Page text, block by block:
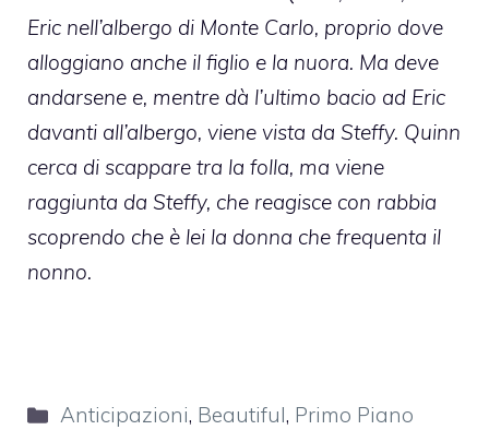
Eric nell’albergo di Monte Carlo, proprio dove
alloggiano anche il figlio e la nuora. Ma deve
andarsene e, mentre dà l’ultimo bacio ad Eric
davanti all’albergo, viene vista da Steffy. Quinn
cerca di scappare tra la folla, ma viene
raggiunta da Steffy, che reagisce con rabbia
scoprendo che è lei la donna che frequenta il
nonno.
Categorie
Anticipazioni, Beautiful, Primo Piano